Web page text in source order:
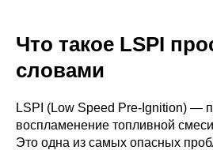
Что такое LSPI
словами
LSPI (Low Speed Pre-Ignition) —
воспламенение топливной
Это одна из самых опасных